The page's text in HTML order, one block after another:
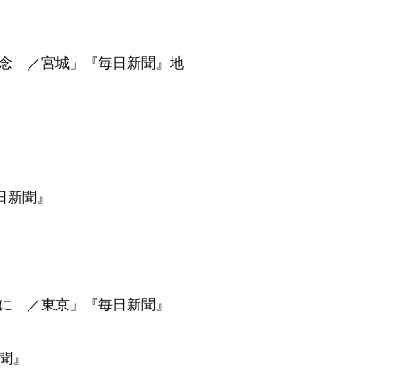
／宮城」『毎日新聞』地
聞』
／東京」『毎日新聞』
』